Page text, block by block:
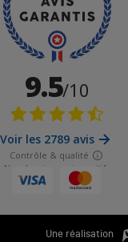
Une réalisation